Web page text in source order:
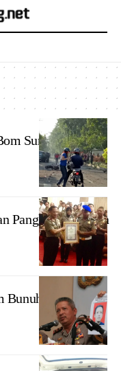
Surabaya
Pangkat ke Bripka
Bunuh Diri